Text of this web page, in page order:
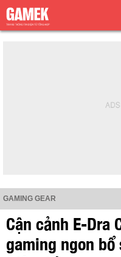
GAMING GEAR
Cận cảnh E-Dra
gaming ngon